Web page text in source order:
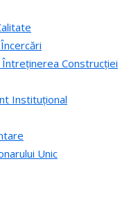
Întreținerea Construcției
Instituțional
Unic